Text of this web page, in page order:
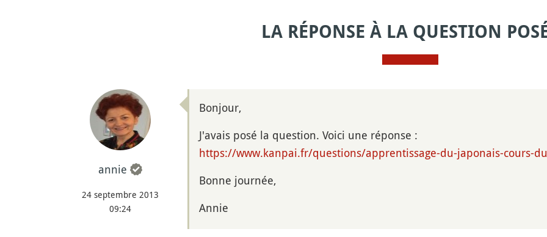
LA RÉPONSE À LA QUESTION
annie
24 septembre 2013
09:24
Bonjour,
J'avais posé la question. Voici une réponse :
https://www.kanpai.fr/questions/apprentissage-du-japonais-cours-
Bonne journée,
Annie